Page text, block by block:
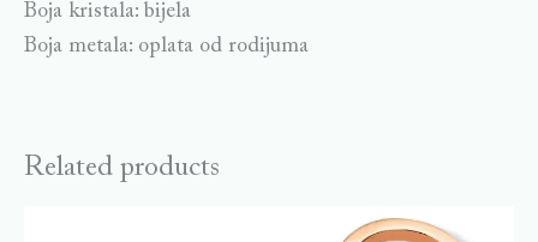
Boja kristala: bijela
Boja metala: oplata od rodijuma
Related products